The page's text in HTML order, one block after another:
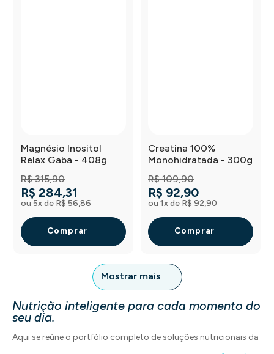
Magnésio Inositol
Relax Gaba - 408g
R$ 315,90
R$ 284,31
ou 5x de R$ 56,86
Comprar
Creatina 100%
Monohidratada - 300g
R$ 109,90
R$ 92,90
ou 1x de R$ 92,90
Comprar
Mostrar mais
Nutrição inteligente para cada momento do
seu dia.
Aqui se reúne o portfólio completo de soluções nutricionais da
Equaliv, com opções que atendem a diferentes objetivos de